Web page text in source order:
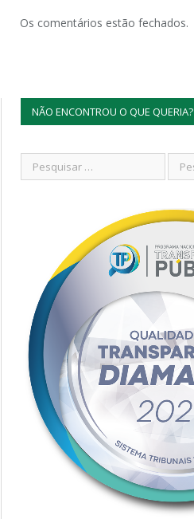
Os comentários estão fechados.
NÃO ENCONTROU O QUE QUERIA?